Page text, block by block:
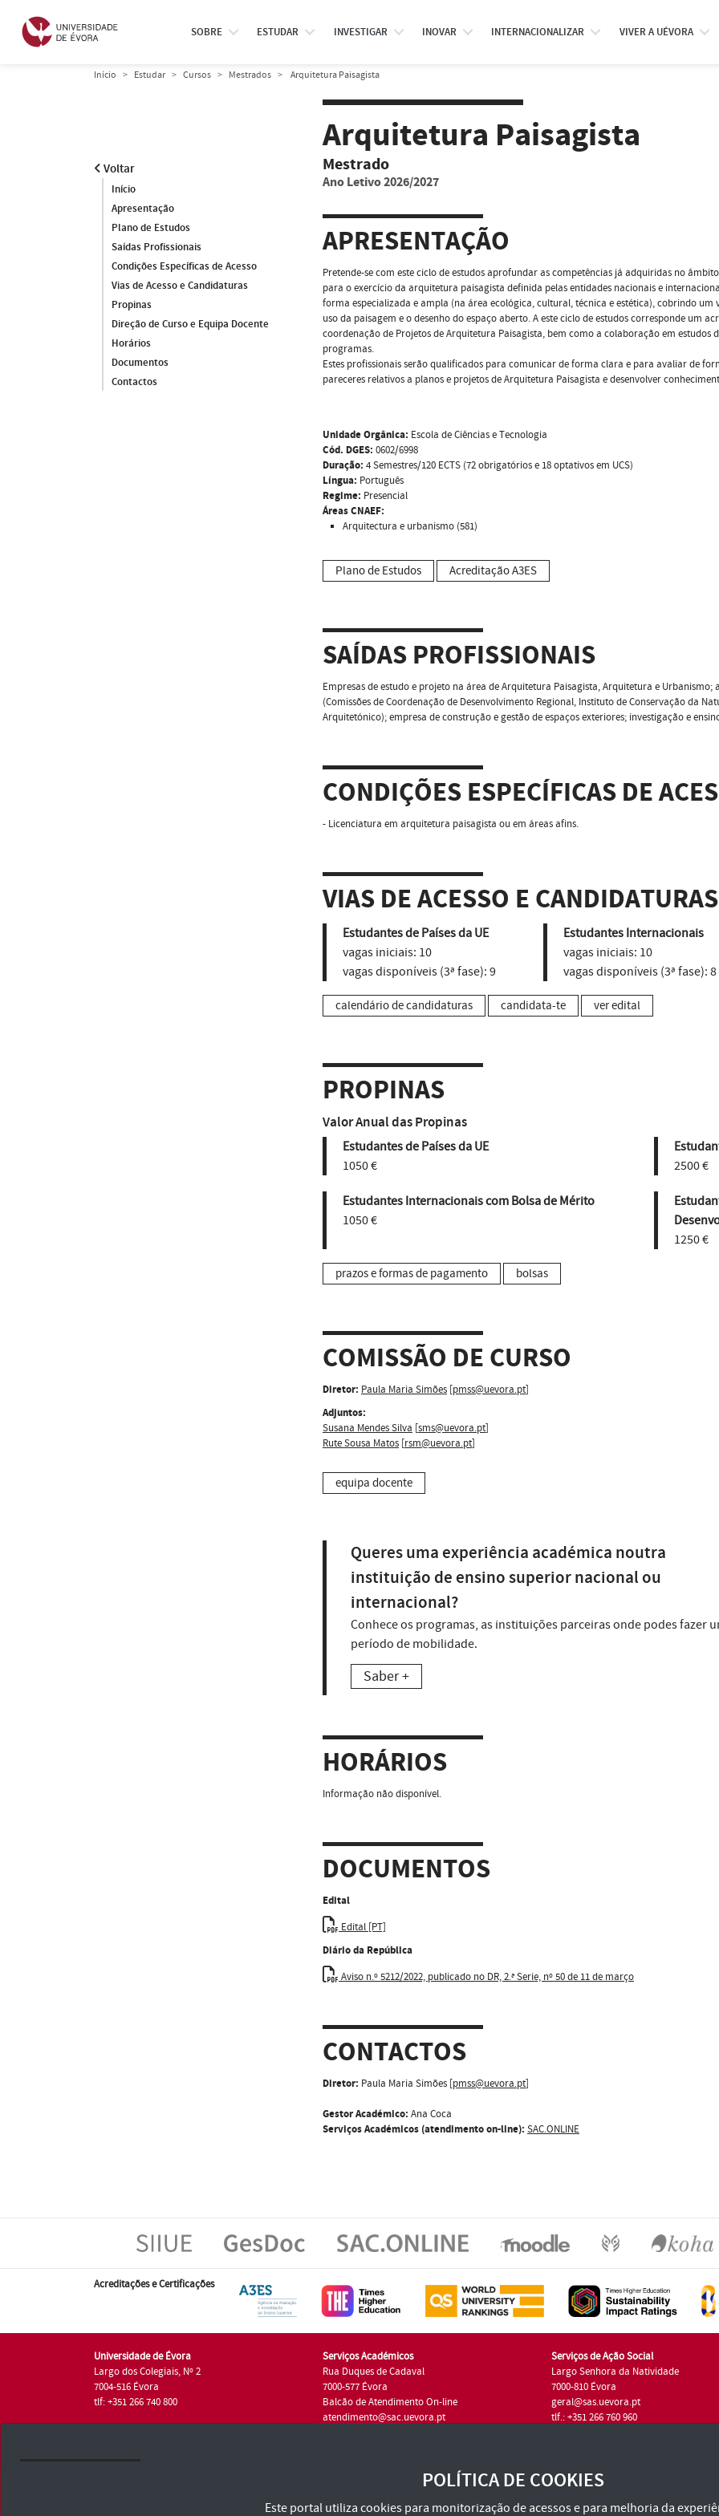
SOBRE ESTUDAR INVESTIGAR INOVAR INTERNACIONALIZAR VIVER A UÉVORA
Início Estudar Cursos Mestrados Arquitetura Paisagista
Voltar
Início
Apresentação
Plano de Estudos
Saídas Profissionais
Condições Específicas de Acesso
Vias de Acesso e Candidaturas
Propinas
Direção de Curso e Equipa Docente
Horários
Documentos
Contactos
Arquitetura Paisagista
Mestrado
Ano Letivo 2026/2027
APRESENTAÇÃO
Pretende-se com este ciclo de estudos aprofundar as competências já adquiridas no
para o exercício da arquitetura paisagista definida pelas entidades nacionais e
forma especializada e ampla (na área ecológica, cultural, técnica e estética), cobrindo um
uso da paisagem e o desenho do espaço aberto. A este ciclo de estudos corresponde um
coordenação de Projetos de Arquitetura Paisagista, bem como a colaboração em estudos
programas.
Estes profissionais serão qualificados para comunicar de forma clara e para avaliar de
pareceres relativos a planos e projetos de Arquitetura Paisagista e desenvolver
Unidade Orgânica: Escola de Ciências e Tecnologia
Cód. DGES: 0602/6998
Duração: 4 Semestres/120 ECTS (72 obrigatórios e 18 optativos em UCS)
Língua: Português
Regime: Presencial
Áreas CNAEF:
Arquitectura e urbanismo (581)
Plano de Estudos Acreditação A3ES
SAÍDAS PROFISSIONAIS
Empresas de estudo e projeto na área de Arquitetura Paisagista, Arquitetura e
(Comissões de Coordenação de Desenvolvimento Regional, Instituto de Conservação da
Arquitetónico); empresa de construção e gestão de espaços exteriores; investigação e
CONDIÇÕES ESPECÍFICAS DE
- Licenciatura em arquitetura paisagista ou em áreas afins.
VIAS DE ACESSO E CANDIDATURAS
Estudantes de Países da UE
vagas iniciais: 10
vagas disponíveis (3ª fase): 9
Estudantes Internacionais
vagas iniciais: 10
vagas disponíveis (3ª fase): 8
calendário de candidaturas candidata-te ver edital
PROPINAS
Valor Anual das Propinas
Estudantes de Países da UE
1050 €
2500 €
Estudantes Internacionais com Bolsa de Mérito
1050 €
1250 €
prazos e formas de pagamento bolsas
COMISSÃO DE CURSO
Diretor: Paula Maria Simões [pmss@uevora.pt]
Adjuntos:
Susana Mendes Silva [sms@uevora.pt]
Rute Sousa Matos [rsm@uevora.pt]
equipa docente
Queres uma experiência académica noutra
instituição de ensino superior nacional ou
internacional?
Conhece os programas, as instituições parceiras onde podes fazer
período de mobilidade.
Saber +
HORÁRIOS
Informação não disponível.
DOCUMENTOS
Edital
Edital [PT]
Diário da República
Aviso n.º 5212/2022, publicado no DR, 2.ª Serie, nº 50 de 11 de março
CONTACTOS
Diretor: Paula Maria Simões [pmss@uevora.pt]
Gestor Académico: Ana Coca
Serviços Académicos (atendimento on-line): SAC.ONLINE
Acreditações e Certificações
Universidade de Évora
Largo dos Colegiais, Nº 2
7004-516 Évora
tlf: +351 266 740 800
Serviços Académicos
Rua Duques de Cadaval
7000-577 Évora
Balcão de Atendimento On-line
atendimento@sac.uevora.pt
Serviços de Ação Social
Largo Senhora da Natividade
7000-810 Évora
geral@sas.uevora.pt
tlf.: +351 266 760 960
Consulte os Termos e Condições e Política de Privacidade
POLÍTICA DE COOKIES
Este portal utiliza cookies para monitorização de acessos e para melhoria da